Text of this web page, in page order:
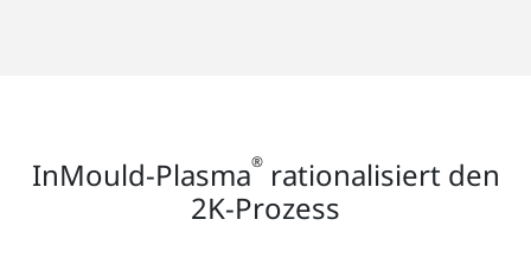
InMould-Plasma®rationalisiert den
2K-Prozess